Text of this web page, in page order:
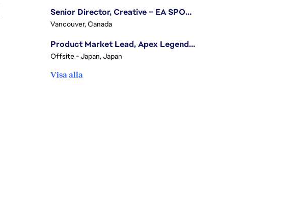
Senior Director, Creative – EA SPORTS FC
Vancouver, Canada
Product Market Lead, Apex Legends Japan
Offsite - Japan, Japan
Visa alla